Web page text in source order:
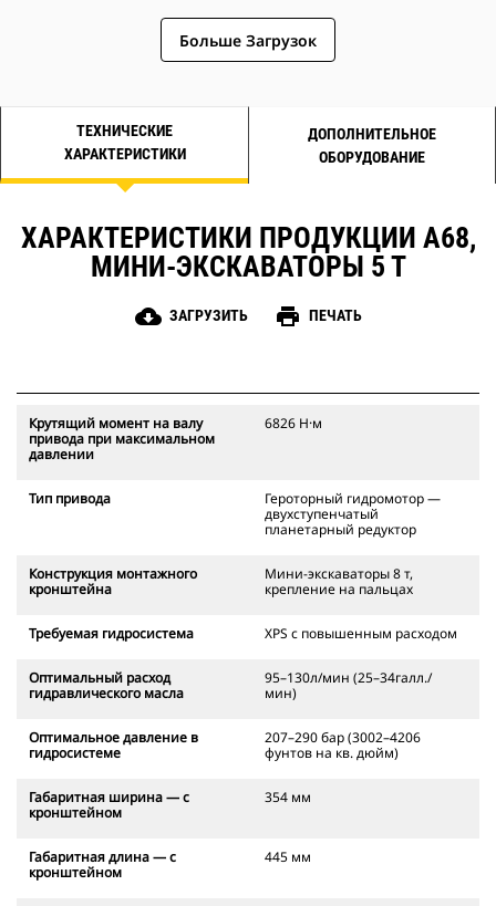
редукторным приводом, который
устанавливается на планетарную
момента в средних и сложных
условиях эксплуатации, когда
требуется высокая
Больше Загрузок
ТЕХНИЧЕСКИЕ
ХАРАКТЕРИСТИКИ
ДОПОЛНИТЕЛЬНОЕ
ОБОРУДОВАНИЕ
ХАРАКТЕРИСТИКИ ПРОДУКЦИИ A68,
МИНИ-ЭКСКАВАТОРЫ 5 Т
cloud_download ЗАГРУЗИТЬ print ПЕЧАТЬ
Крутящий момент на валу
привода при максимальном
давлении
6826 Н·м
Тип привода
Героторный гидромотор —
двухступенчатый
планетарный редуктор
Конструкция монтажного
кронштейна
Мини-экскаваторы 8 т,
крепление на пальцах
Требуемая гидросистема XPS с повышенным расходом
Оптимальный расход
гидравлического масла
95–130л/мин (25–34галл./
мин)
Оптимальное давление в
гидросистеме
207–290 бар (3002–4206
фунтов на кв. дюйм)
Габаритная ширина — с
кронштейном
354 мм
Габаритная длина — с
кронштейном
445 мм